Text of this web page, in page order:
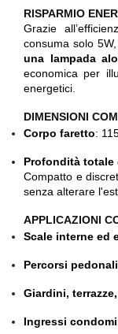
RISPARMIO
Grazie
consuma solo
una lampada
economica per
energetici.
DIMENSIONI
Corpo faretto:
Profondità totale
Compatto e
senza alterare
APPLICAZIONI
Scale interne ed
Percorsi
Giardini,
Ingressi